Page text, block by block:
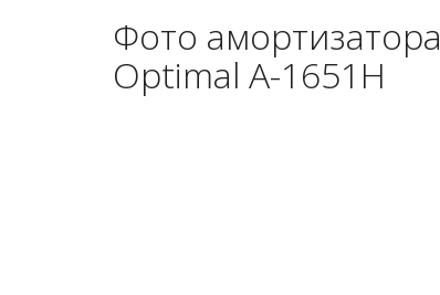
Фото амортизатора
Optimal A-1651H